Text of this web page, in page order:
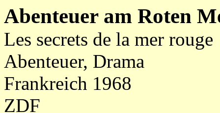
Abenteuer am Roten
Les secrets de la mer rouge
Abenteuer, Drama
Frankreich 1968
ZDF